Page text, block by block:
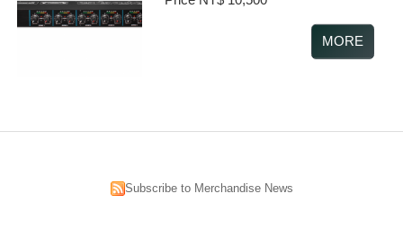
Subscribe to Merchandise News